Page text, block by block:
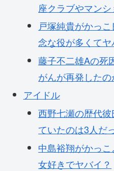
座クラブやマンシ
戸塚純貴がかっ
念な役が多くてヤ
藤子不二雄Aの死
がんが再発したの
アイドル
西野七瀬の歴代
ていたのは3人だ
中島裕翔がかっ
女好きでヤバイ？